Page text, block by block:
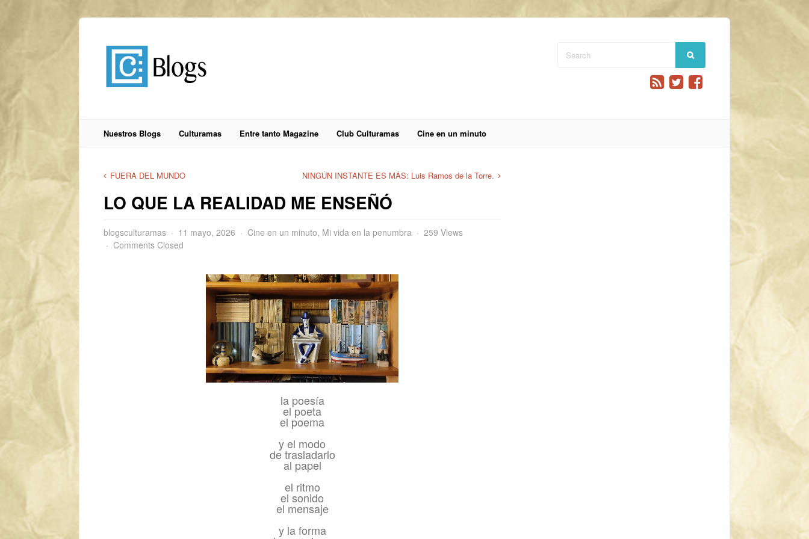
Nuestros Blogs Culturamas Entre tanto Magazine Club Culturamas Cine en un minuto
FUERA DEL MUNDO NINGÚN INSTANTE ES MÁS: Luis Ramos de la Torre.
LO QUE LA REALIDAD ME ENSEÑÓ
blogsculturamas 11 mayo, 2026 Cine en un minuto, Mi vida en la penumbra
259 Views
Comments Closed
la poesía
el poeta
el poema
y el modo
de trasladarlo
al papel
el ritmo
el sonido
el mensaje
y la forma